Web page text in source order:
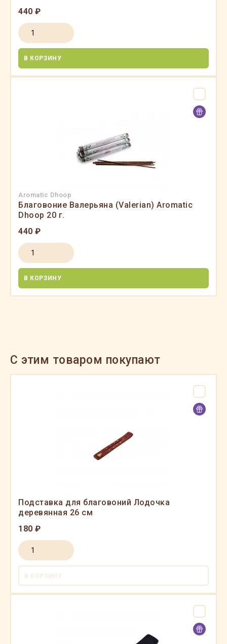
440 ₽
В КОРЗИНУ
Aromatic Dhoop
Благовоние Валерьяна (Valerian) Aromatic
Dhoop 20 г.
440 ₽
В КОРЗИНУ
C этим товаром покупают
Подставка для благовоний Лодочка
деревянная 26 см
180 ₽
В КОРЗИНУ